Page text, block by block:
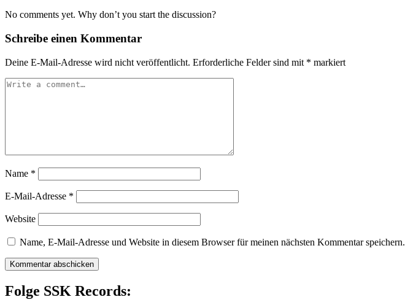
No comments yet. Why don’t you start the discussion?
Schreibe einen Kommentar
Deine E-Mail-Adresse wird nicht veröffentlicht. Erforderliche Felder sind mit * markiert
Name *
E-Mail-Adresse *
Website
Name, E-Mail-Adresse und Website in diesem Browser für meinen nächsten Kommentar speichern.
Folge SSK Records: